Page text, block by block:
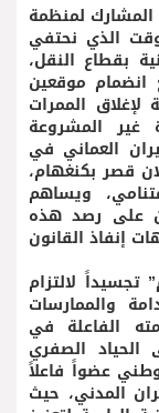
المشارك لمنظمة
الذي نحتفي
بقطاع النقل،
انضمام موقعين
الممرات
غير المشروعة
العماني في
قصر بكنغهام،
ويساهم
على رصد هذه
إنفاذ القانون
تجسيداً لالتزام
والممارسات
الفاعلة في
الصفري
الناقل الوطني عضواً فاعلاً
المدني، حيث